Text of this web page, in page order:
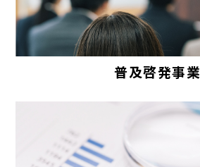
普及啓発事業